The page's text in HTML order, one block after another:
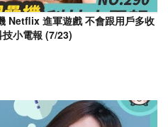
Netflix 進軍遊戲 不會跟用戶多收
小電報 (7/23)